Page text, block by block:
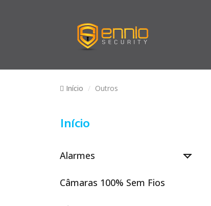
Início Outros
Início
Alarmes 
Câmaras 100% Sem Fios